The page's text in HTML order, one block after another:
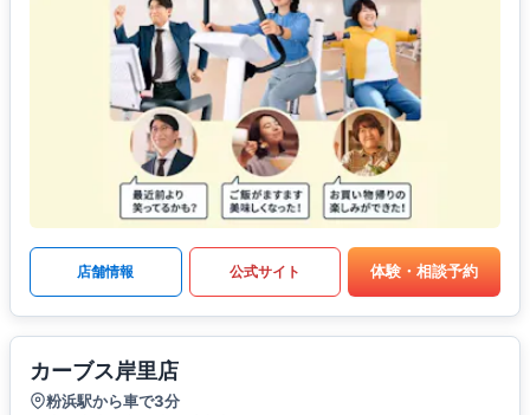
店舗情報 公式サイト 体験・相談予約
カーブス岸里店
粉浜駅から車で3分